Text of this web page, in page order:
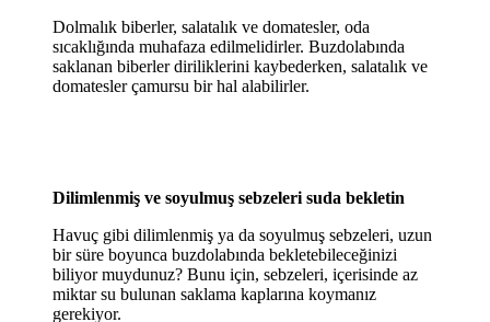
Dolmalık biberler, salatalık ve domatesler, oda
sıcaklığında muhafaza edilmelidirler. Buzdolabında
saklanan biberler diriliklerini kaybederken, salatalık ve
domatesler çamursu bir hal alabilirler.
Dilimlenmiş ve soyulmuş sebzeleri suda bekletin
Havuç gibi dilimlenmiş ya da soyulmuş sebzeleri, uzun
bir süre boyunca buzdolabında bekletebileceğinizi
biliyor muydunuz? Bunu için, sebzeleri, içerisinde az
miktar su bulunan saklama kaplarına koymanız
gerekiyor.